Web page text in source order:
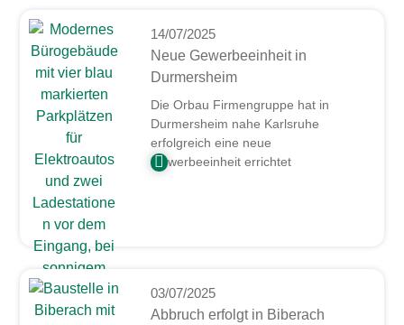
14/07/2025
Neue Gewerbeeinheit in
Durmersheim
Die Orbau Firmengruppe hat in
Durmersheim nahe Karlsruhe
erfolgreich eine neue
Gewerbeeinheit errichtet
03/07/2025
Abbruch erfolgt in Biberach